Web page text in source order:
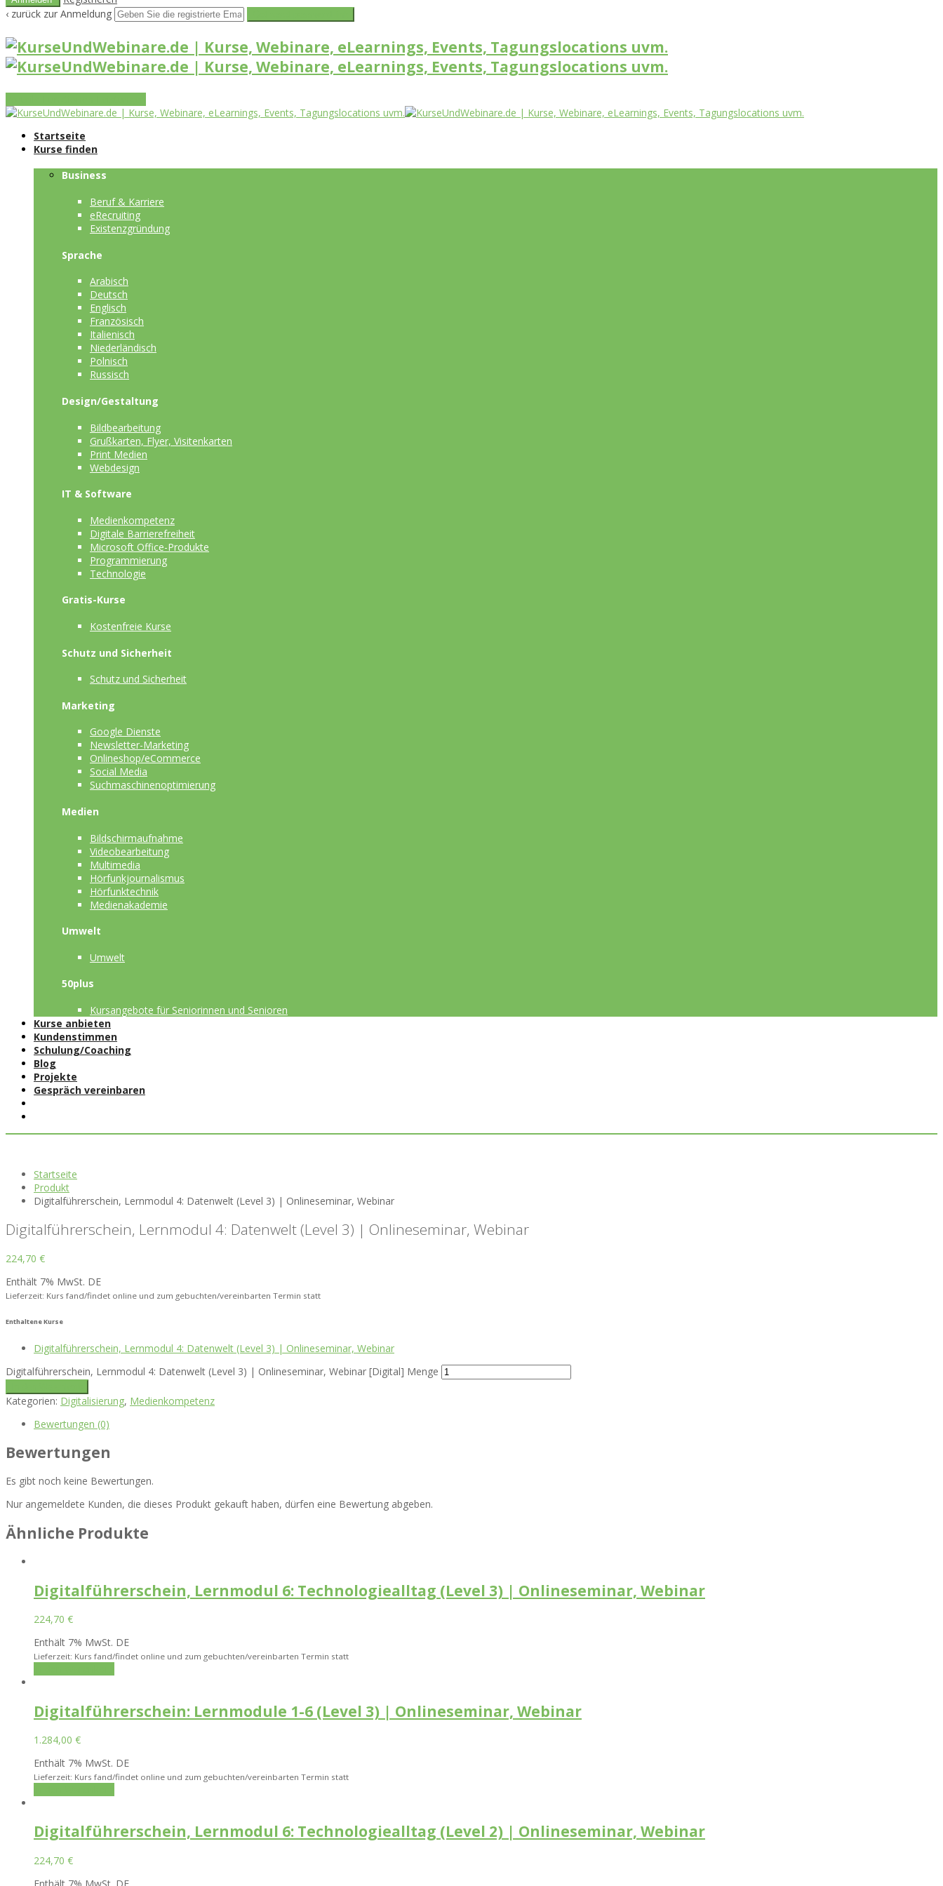
‹ zurück zur Anmeldung
Startseite
Kurse finden
Business
Beruf & Karriere
eRecruiting
Existenzgründung
Sprache
Arabisch
Deutsch
Englisch
Französisch
Italienisch
Niederländisch
Polnisch
Russisch
Design/Gestaltung
Bildbearbeitung
Grußkarten, Flyer, Visitenkarten
Print Medien
Webdesign
IT & Software
Medienkompetenz
Digitale Barrierefreiheit
Microsoft Office-Produkte
Programmierung
Technologie
Gratis-Kurse
Kostenfreie Kurse
Schutz und Sicherheit
Schutz und Sicherheit
Marketing
Google Dienste
Newsletter-Marketing
Onlineshop/eCommerce
Social Media
Suchmaschinenoptimierung
Medien
Bildschirmaufnahme
Videobearbeitung
Multimedia
Hörfunkjournalismus
Hörfunktechnik
Medienakademie
Umwelt
Umwelt
50plus
Kursangebote für Seniorinnen und Senioren
Kurse anbieten
Kundenstimmen
Schulung/Coaching
Blog
Projekte
Gespräch vereinbaren
Startseite
Produkt
Digitalführerschein, Lernmodul 4: Datenwelt (Level 3) | Onlineseminar, Webinar
Digitalführerschein, Lernmodul 4: Datenwelt (Level 3) | Onlineseminar, Webinar
224,70 €
Enthält 7% MwSt. DE
Lieferzeit: Kurs fand/findet online und zum gebuchten/vereinbarten Termin statt
Enthaltene Kurse
Digitalführerschein, Lernmodul 4: Datenwelt (Level 3) | Onlineseminar, Webinar
Digitalführerschein, Lernmodul 4: Datenwelt (Level 3) | Onlineseminar, Webinar [Digital] Menge
Kategorien: Digitalisierung, Medienkompetenz
Bewertungen (0)
Bewertungen
Es gibt noch keine Bewertungen.
Nur angemeldete Kunden, die dieses Produkt gekauft haben, dürfen eine Bewertung abgeben.
Ähnliche Produkte
Digitalführerschein, Lernmodul 6: Technologiealltag (Level 3) | Onlineseminar, Webinar
224,70 €
Enthält 7% MwSt. DE
Lieferzeit: Kurs fand/findet online und zum gebuchten/vereinbarten Termin statt
Digitalführerschein: Lernmodule 1-6 (Level 3) | Onlineseminar, Webinar
1.284,00 €
Enthält 7% MwSt. DE
Lieferzeit: Kurs fand/findet online und zum gebuchten/vereinbarten Termin statt
Digitalführerschein, Lernmodul 6: Technologiealltag (Level 2) | Onlineseminar, Webinar
224,70 €